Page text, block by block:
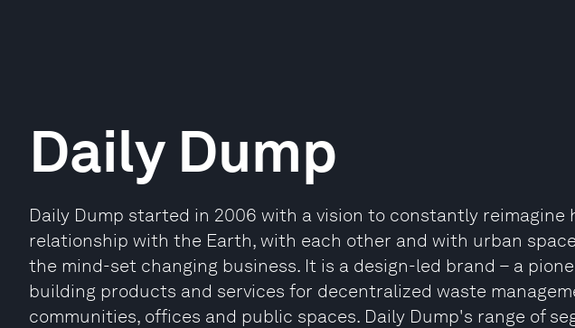
Daily Dump
Daily Dump started in 2006 with a vision to constantly reimagine
relationship with the Earth, with each other and with urban
the mind-set changing business. It is a design-led brand – a
building products and services for decentralized waste
communities, offices and public spaces. Daily Dump's range of